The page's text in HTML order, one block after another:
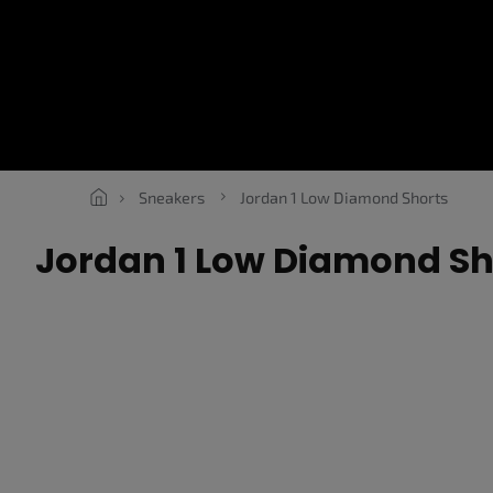
Sneakers Jordan 1 Low Diamond Shorts
Jordan 1 Low Diamond